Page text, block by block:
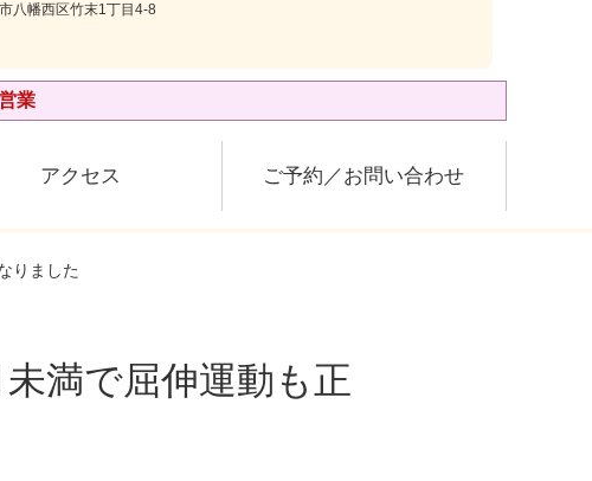
八幡西区竹末1丁目4-8
業
アクセス ご予約／お問い合わせ
りました
満で屈伸運動も正